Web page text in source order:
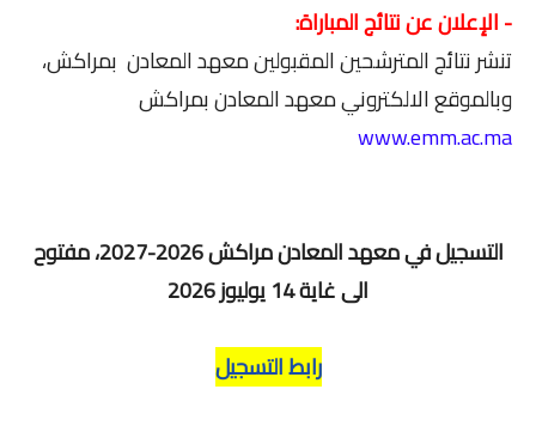
- الإعلان عن نتائج المباراة:
تنشر نتائج المترشحين المقبولين معهد المعادن بمراكش،
وبالموقع الالكتروني معهد المعادن بمراكش
www.emm.ac.ma
التسجيل في معهد المعادن مراكش 2026-2027، مفتوح
الى غاية 14 يوليوز 2026
رابط التسجيل